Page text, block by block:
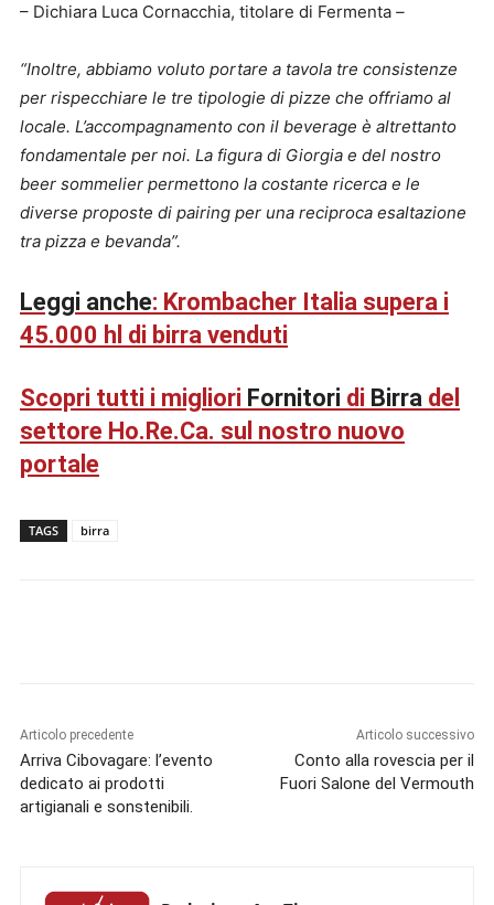
– Dichiara Luca Cornacchia, titolare di Fermenta –
“Inoltre, abbiamo voluto portare a tavola tre consistenze
per rispecchiare le tre tipologie di pizze che offriamo al
locale. L’accompagnamento con il beverage è altrettanto
fondamentale per noi. La figura di Giorgia e del nostro
beer sommelier permettono la costante ricerca e le
diverse proposte di pairing per una reciproca esaltazione
tra pizza e bevanda”.
Leggi anche: Krombacher Italia supera i
45.000 hl di birra venduti
Scopri tutti i migliori Fornitori di Birra del
settore Ho.Re.Ca. sul nostro nuovo
portale
TAGS birra
Articolo precedente
Arriva Cibovagare: l’evento
dedicato ai prodotti
artigianali e sonstenibili.
Articolo successivo
Conto alla rovescia per il
Fuori Salone del Vermouth